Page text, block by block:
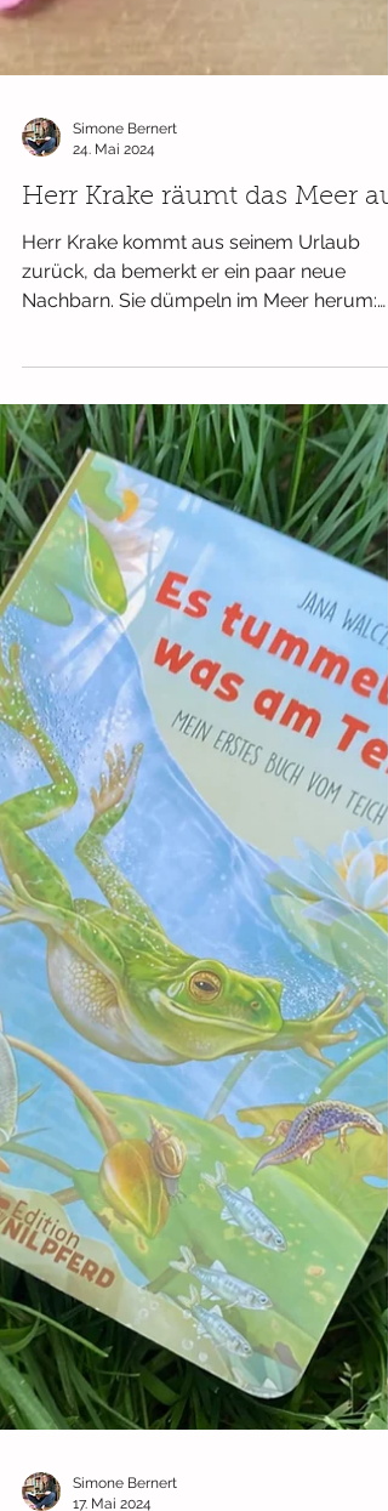
Simone Bernert
24. Mai 2024
Herr Krake räumt das Meer
Herr Krake kommt aus seinem Urlaub
zurück, da bemerkt er ein paar neue
Nachbarn. Sie dümpeln im Meer herum:
Quallen, Fetzenfische und Röhren